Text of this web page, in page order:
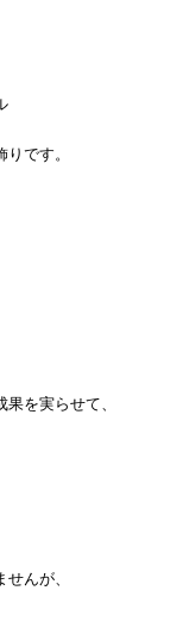
です。
を実らせて、
んが、